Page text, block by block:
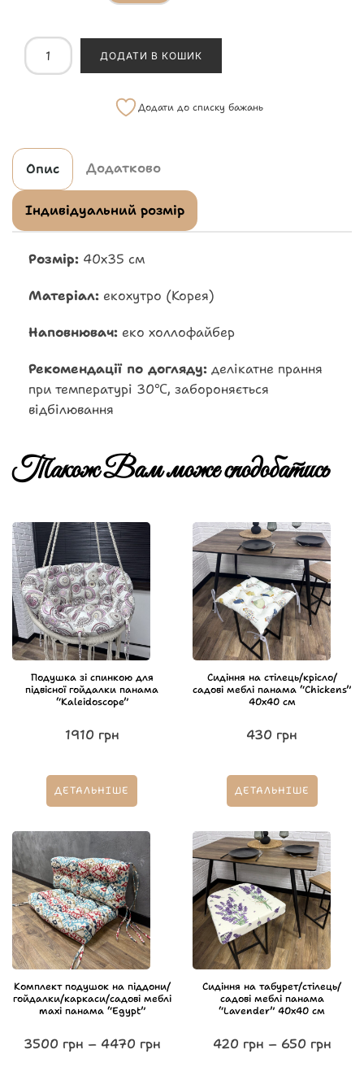
ДОДАТИ В КОШИК
Додати до списку бажань
Опис Додатково
Індивідуальний розмір
Розмір: 40х35 см
Матеріал: екохутро (Корея)
Наповнювач: еко холлофайбер
Рекомендації по догляду: делікатне прання
при температурі 30℃, забороняється
відбілювання
Також Вам може сподобатись
Подушка зі спинкою для
підвісної гойдалки панама
“Kaleidoscope”
1910 грн
ДЕТАЛЬНІШЕ
Сидіння на стілець/крісло/
садові меблі панама “Chickens”
40х40 см
430 грн
ДЕТАЛЬНІШЕ
Комплект подушок на піддони/
гойдалки/каркаси/садові меблі
maxi панама “Egypt”
3500 грн – 4470 грн
Сидіння на табурет/стілець/
садові меблі панама
“Lavender” 40х40 см
420 грн – 650 грн